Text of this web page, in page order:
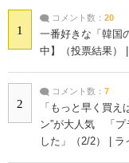
1
コメント数： 20
一番好きな「韓国
中】（投票結果）
2
コメント数： 7
「もっと早く買
ン”が大人気 「プ
した」（2/2） | ラ